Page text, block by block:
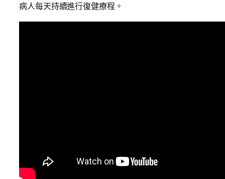
病人每天持續進行復健療程。